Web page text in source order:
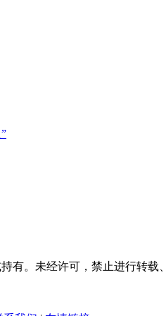
有。未经许可，禁止进行转载